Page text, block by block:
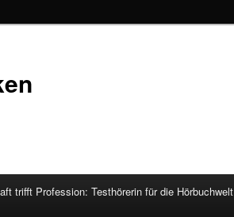
trifft Profession: Testhörerin für die Hörbuchwelt